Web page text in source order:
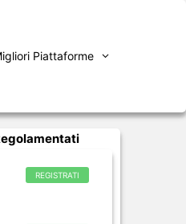
Piattaforme
REGISTRATI